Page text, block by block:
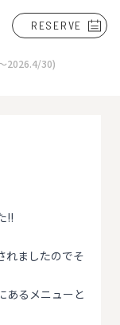
RESERVE
2026.4/30)
!!
れましたのでそ
あるメニューと